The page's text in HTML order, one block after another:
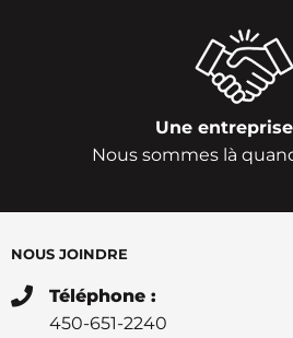
Une
Nous sommes là
NOUS JOINDRE
Téléphone :
450-651-2240